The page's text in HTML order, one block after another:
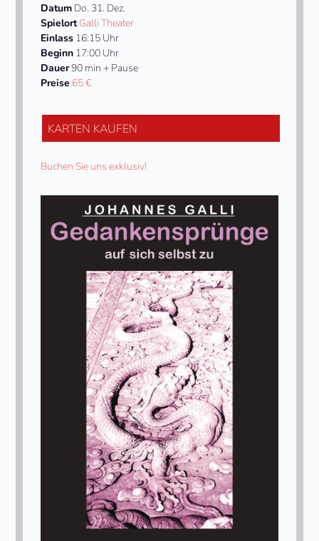
Datum Do. 31. Dez.
SpielortGalli Theater
Einlass 16:15 Uhr
Beginn 17:00 Uhr
Dauer90 min + Pause
Preise 65 €
KARTEN KAUFEN
Buchen Sie uns exklusiv!